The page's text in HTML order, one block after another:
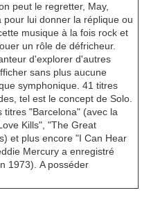
peut le regretter, May,
pour lui donner la réplique ou
musique à la fois rock et
un rôle de défricheur.
d'explorer d'autres
sans plus aucune
symphonique. 41 titres
tel est le concept de Solo.
titres "Barcelona" (avec la
Kills", "The Great
et plus encore "I Can Hear
Mercury a enregistré
1973). A posséder